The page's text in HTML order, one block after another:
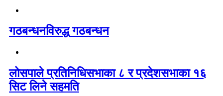
गठबन्धनविरुद्ध गठबन्धन
लोसपाले प्रतिनिधिसभाका ८ र प्रदेशसभाका १६
सिट लिने सहमति